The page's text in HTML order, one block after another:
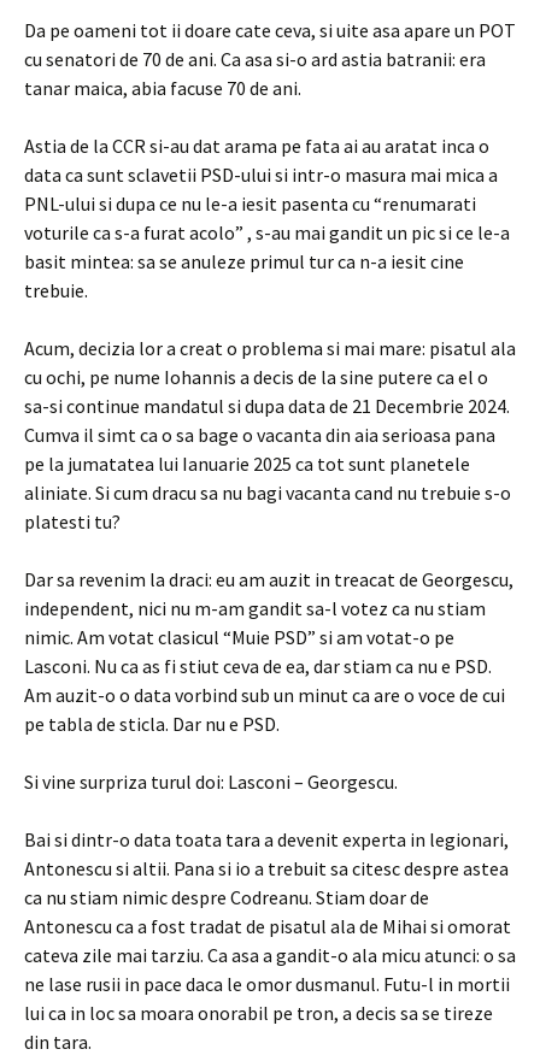
Da pe oameni tot ii doare cate ceva, si uite asa apare un POT
cu senatori de 70 de ani. Ca asa si-o ard astia batranii: era
tanar maica, abia facuse 70 de ani.
Astia de la CCR si-au dat arama pe fata ai au aratat inca o
data ca sunt sclavetii PSD-ului si intr-o masura mai mica a
PNL-ului si dupa ce nu le-a iesit pasenta cu “renumarati
voturile ca s-a furat acolo” , s-au mai gandit un pic si ce le-a
basit mintea: sa se anuleze primul tur ca n-a iesit cine
trebuie.
Acum, decizia lor a creat o problema si mai mare: pisatul ala
cu ochi, pe nume Iohannis a decis de la sine putere ca el o
sa-si continue mandatul si dupa data de 21 Decembrie 2024.
Cumva il simt ca o sa bage o vacanta din aia serioasa pana
pe la jumatatea lui Ianuarie 2025 ca tot sunt planetele
aliniate. Si cum dracu sa nu bagi vacanta cand nu trebuie s-o
platesti tu?
Dar sa revenim la draci: eu am auzit in treacat de Georgescu,
independent, nici nu m-am gandit sa-l votez ca nu stiam
nimic. Am votat clasicul “Muie PSD” si am votat-o pe
Lasconi. Nu ca as fi stiut ceva de ea, dar stiam ca nu e PSD.
Am auzit-o o data vorbind sub un minut ca are o voce de cui
pe tabla de sticla. Dar nu e PSD.
Si vine surpriza turul doi: Lasconi – Georgescu.
Bai si dintr-o data toata tara a devenit experta in legionari,
Antonescu si altii. Pana si io a trebuit sa citesc despre astea
ca nu stiam nimic despre Codreanu. Stiam doar de
Antonescu ca a fost tradat de pisatul ala de Mihai si omorat
cateva zile mai tarziu. Ca asa a gandit-o ala micu atunci: o sa
ne lase rusii in pace daca le omor dusmanul. Futu-l in mortii
lui ca in loc sa moara onorabil pe tron, a decis sa se tireze
din tara.